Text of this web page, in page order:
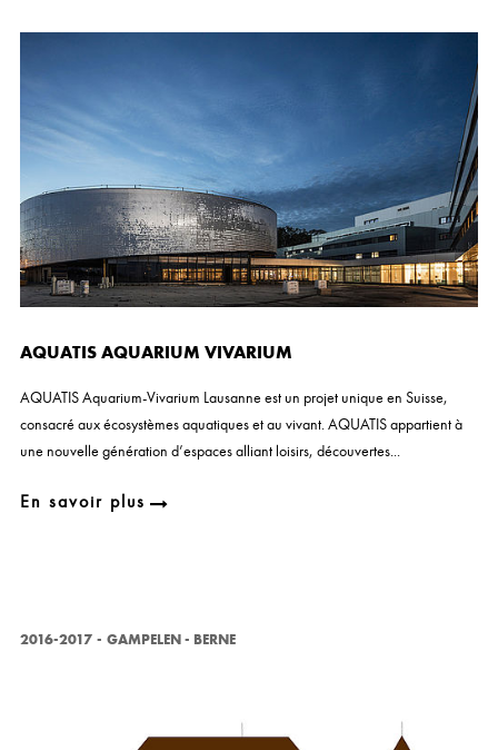
AQUATIS AQUARIUM VIVARIUM
AQUATIS Aquarium-Vivarium Lausanne est un projet unique en Suisse,
consacré aux écosystèmes aquatiques et au vivant. AQUATIS appartient à
une nouvelle génération d’espaces alliant loisirs, découvertes...
En savoir plus
2016-2017 - GAMPELEN - BERNE